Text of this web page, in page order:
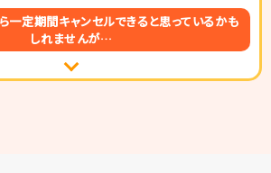
一定期間キャンセルできると思っているかも
しれませんが…